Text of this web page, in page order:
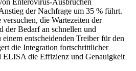
Enterovirus-Ausbrüchen
der Nachfrage um 35 % führt.
die Wartezeiten der
der Bedarf an schnellen und
entscheidenden Treiber für den
die Integration fortschrittlicher
ELISA die Effizienz und Genauigkeit